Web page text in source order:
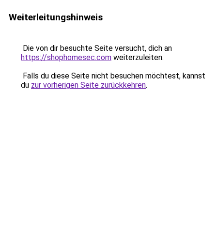
Weiterleitungshinweis
Die von dir besuchte Seite versucht, dich an
https://shophomesec.com weiterzuleiten.
Falls du diese Seite nicht besuchen möchtest, kannst
du zur vorherigen Seite zurückkehren.